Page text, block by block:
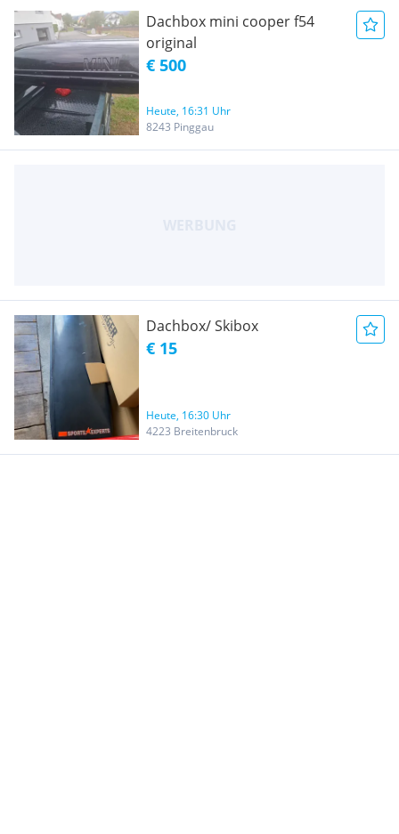
Dachbox mini cooper f54
original
€ 500
Heute, 16:31 Uhr
8243 Pinggau
Dachbox/ Skibox
€ 15
Heute, 16:30 Uhr
4223 Breitenbruck